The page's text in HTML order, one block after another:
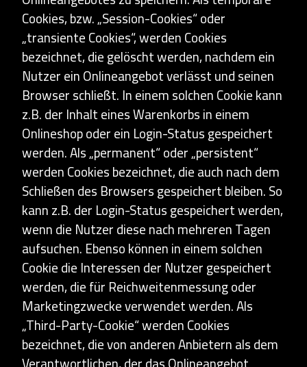
Cookies, bzw. „Session-Cookies“ oder
„transiente Cookies“, werden Cookies
bezeichnet, die gelöscht werden, nachdem ein
Nutzer ein Onlineangebot verlässt und seinen
Browser schließt. In einem solchen Cookie kann
z.B. der Inhalt eines Warenkorbs in einem
Onlineshop oder ein Login-Status gespeichert
werden. Als „permanent“ oder „persistent“
werden Cookies bezeichnet, die auch nach dem
Schließen des Browsers gespeichert bleiben. So
kann z.B. der Login-Status gespeichert werden,
wenn die Nutzer diese nach mehreren Tagen
aufsuchen. Ebenso können in einem solchen
Cookie die Interessen der Nutzer gespeichert
werden, die für Reichweitenmessung oder
Marketingzwecke verwendet werden. Als
„Third-Party-Cookie“ werden Cookies
bezeichnet, die von anderen Anbietern als dem